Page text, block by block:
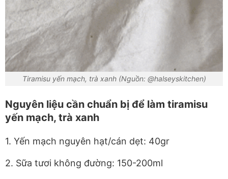
Tiramisu yến mạch, trà xanh (Nguồn: @halseyskitchen)
Nguyên liệu cần chuẩn bị để làm tiramisu
yến mạch, trà xanh
1. Yến mạch nguyên hạt/cán dẹt: 40gr
2. Sữa tươi không đường: 150-200ml